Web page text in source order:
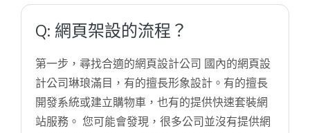
Q: 網頁架設的流程？
第一步，尋找合適的網頁設計公司 國內的網頁設
計公司琳琅滿目，有的擅長形象設計。有的擅長
開發系統或建立購物車，也有的提供快速套裝網
站服務。 您可能會發現，很多公司並沒有提供網